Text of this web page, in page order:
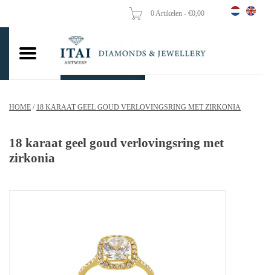
0 Artikelen - €0,00
Trouwringen
Kettingen
HOME / 18 KARAAT GEEL GOUD VERLOVINGSRING MET ZIRKONIA
18 karaat geel goud verlovingsring met
zirkonia